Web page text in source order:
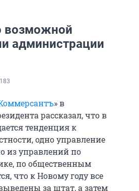
возможной
администрации
183
» в
рассказал, что в
тенденция к
одно управление
из управлений по
по общественным
что к Новому году все
за штат, а затем